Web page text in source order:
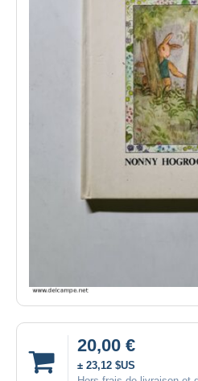
20,00 €
± 23,12 $US